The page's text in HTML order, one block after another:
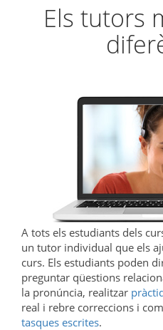
Els tutors
A tots els estudiants dels
un tutor individual que els
curs. Els estudiants poden
preguntar qüestions
la pronúncia, realitzar
real i rebre correccions i
tasques escrites.